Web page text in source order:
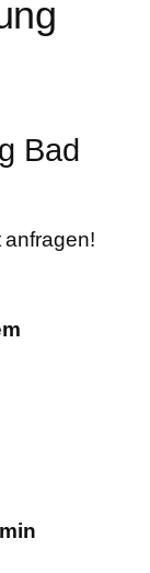
Bad
anfragen!